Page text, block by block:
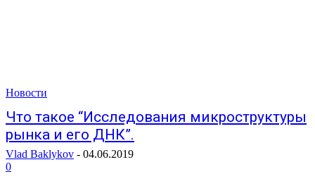
Новости
Что такое “Исследования микроструктуры
рынка и его ДНК”.
Vlad Baklykov - 04.06.2019
0